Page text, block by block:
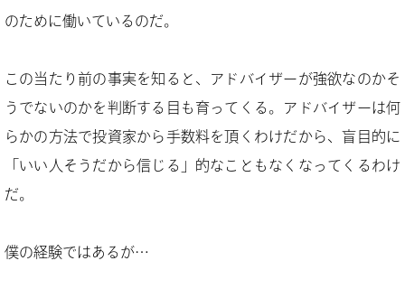
のために働いているのだ。
この当たり前の事実を知ると、アドバイザーが強欲なのかそ
うでないのかを判断する目も育ってくる。アドバイザーは何
らかの方法で投資家から手数料を頂くわけだから、盲目的に
「いい人そうだから信じる」的なこともなくなってくるわけ
だ。
僕の経験ではあるが…